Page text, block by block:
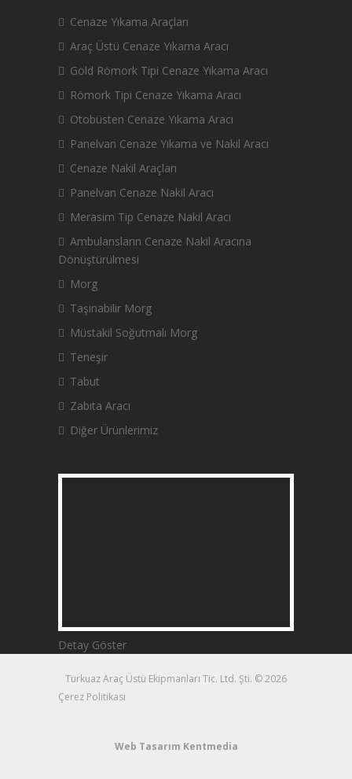
Cenaze Yıkama Araçları
Araç Üstü Cenaze Yıkama Aracı
Gold Römork Tipi Cenaze Yıkama Aracı
Römork Tipi Cenaze Yıkama Aracı
Otobüsten Cenaze Yıkama Aracı
Panelvan Cenaze Yıkama ve Nakil Aracı
Cenaze Nakil Araçları
Panelvan Cenaze Nakil Aracı
Merasim Tip Cenaze Nakil Aracı
Ambulansların Cenaze Nakil Aracına
Dönüştürülmesi
Morg
Taşınabilir Morg
Müstakil Soğutmalı Morg
Teneşir
Tabut
Zabıta Aracı
Diğer Ürünlerimiz
Detay Göster
Turkuaz Araç Üstü Ekipmanları Tic. Ltd. Şti. © 2026
Çerez Politikası
Web Tasarım Kentmedia